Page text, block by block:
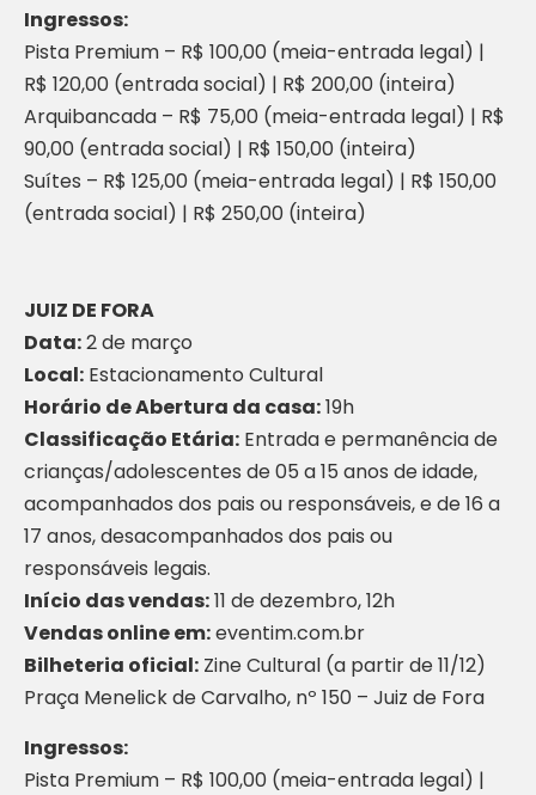
Ingressos:
Pista Premium – R$ 100,00 (meia-entrada legal) |
R$ 120,00 (entrada social) | R$ 200,00 (inteira)
Arquibancada – R$ 75,00 (meia-entrada legal) | R$
90,00 (entrada social) | R$ 150,00 (inteira)
Suítes – R$ 125,00 (meia-entrada legal) | R$ 150,00
(entrada social) | R$ 250,00 (inteira)
JUIZ DE FORA
Data:2 de março
Local: Estacionamento Cultural
Horário de Abertura da casa:19h
Classificação Etária: Entrada e permanência de
crianças/adolescentes de 05 a 15 anos de idade,
acompanhados dos pais ou responsáveis, e de 16 a
17 anos, desacompanhados dos pais ou
responsáveis legais.
Início das vendas:11 de dezembro, 12h
Vendas online em:eventim.com.br
Bilheteria oficial: Zine Cultural (a partir de 11/12)
Praça Menelick de Carvalho, nº 150 – Juiz de Fora
Ingressos:
Pista Premium – R$ 100,00 (meia-entrada legal) |